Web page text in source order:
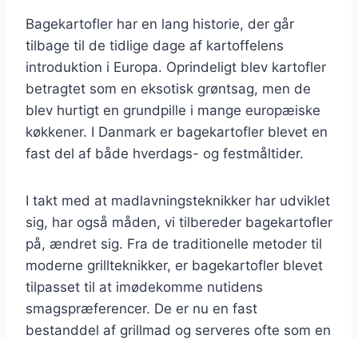
Bagekartofler har en lang historie, der går
tilbage til de tidlige dage af kartoffelens
introduktion i Europa. Oprindeligt blev kartofler
betragtet som en eksotisk grøntsag, men de
blev hurtigt en grundpille i mange europæiske
køkkener. I Danmark er bagekartofler blevet en
fast del af både hverdags- og festmåltider.
I takt med at madlavningsteknikker har udviklet
sig, har også måden, vi tilbereder bagekartofler
på, ændret sig. Fra de traditionelle metoder til
moderne grillteknikker, er bagekartofler blevet
tilpasset til at imødekomme nutidens
smagspræferencer. De er nu en fast
bestanddel af grillmad og serveres ofte som en